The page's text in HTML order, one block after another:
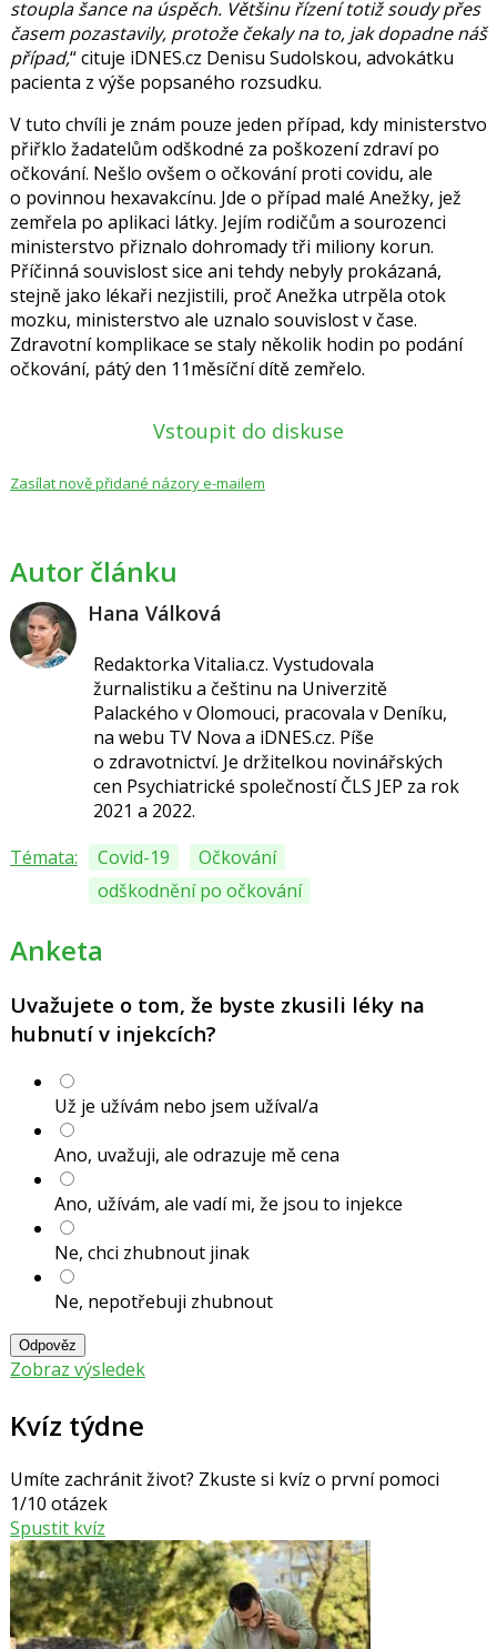
stoupla šance na úspěch. Většinu řízení totiž soudy přes
časem pozastavily, protože čekaly na to, jak dopadne náš
případ, cituje iDNES.cz Denisu Sudolskou, advokátku
pacienta z výše popsaného rozsudku.
V tuto chvíli je znám pouze jeden případ, kdy ministerstvo
přiřklo žadatelům odškodné za poškození zdraví po
očkování. Nešlo ovšem o očkování proti covidu, ale
o povinnou hexavakcínu. Jde o případ malé Anežky, jež
zemřela po aplikaci látky. Jejím rodičům a sourozenci
ministerstvo přiznalo dohromady tři miliony korun.
Příčinná souvislost sice ani tehdy nebyly prokázaná,
stejně jako lékaři nezjistili, proč Anežka utrpěla otok
mozku, ministerstvo ale uznalo souvislost v čase.
Zdravotní komplikace se staly několik hodin po podání
očkování, pátý den 11měsíční dítě zemřelo.
Vstoupit do diskuse
Zasílat nově přidané názory e-mailem
Autor článku
Hana Válková
Redaktorka Vitalia.cz. Vystudovala
žurnalistiku a češtinu na Univerzitě
Palackého v Olomouci, pracovala v Deníku,
na webu TV Nova a iDNES.cz. Píše
o zdravotnictví. Je držitelkou novinářských
cen Psychiatrické společností ČLS JEP za rok
2021 a 2022.
Témata:
Covid-19
Očkování
odškodnění po očkování
Anketa
Uvažujete o tom, že byste zkusili léky na
hubnutí v injekcích?
Už je užívám nebo jsem užíval/a
Ano, uvažuji, ale odrazuje mě cena
Ano, užívám, ale vadí mi, že jsou to injekce
Ne, chci zhubnout jinak
Ne, nepotřebuji zhubnout
Odpověz
Zobraz výsledek
Kvíz týdne
Umíte zachránit život? Zkuste si kvíz o první pomoci
1/10 otázek
Spustit kvíz